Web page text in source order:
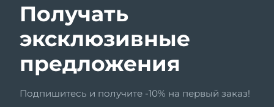
Получать
эксклюзивные
предложения
Подпишитесь и получите -10% на первый заказ!